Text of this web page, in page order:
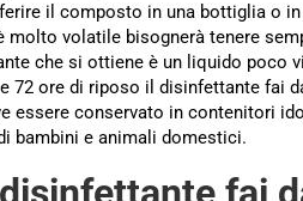
il composto in una bottiglia o
molto volatile bisognerà tenere
che si ottiene è un liquido poco
72 ore di riposo il disinfettante fai
essere conservato in contenitori
bambini e animali domestici.